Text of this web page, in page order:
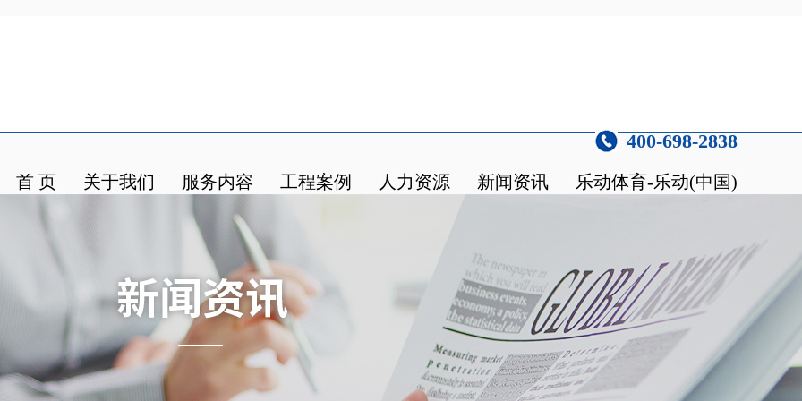
400-698-2838
首 页 关于我们 服务内容 工程案例 人力资源 新闻资讯 乐动体育-乐动(中国)